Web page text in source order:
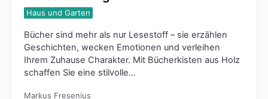
Haus und Garten
Bücher sind mehr als nur Lesestoff – sie erzählen
Geschichten, wecken Emotionen und verleihen
Ihrem Zuhause Charakter. Mit Bücherkisten aus Holz
schaffen Sie eine stilvolle…
Markus Fresenius